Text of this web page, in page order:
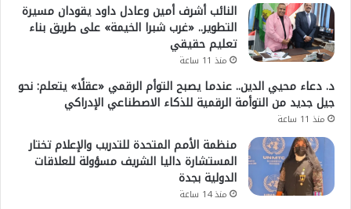
النائب أشرف أمين وعادل داود يقودان مسيرة
التطوير.. «غرب شبرا الخيمة» على طريق بناء
تعليم حقيقي
منذ 11 ساعة
د. دعاء محيي الدين.. عندما يصبح التوأم الرقمي «عقلًا» يتعلم: نحو
جيل جديد من التوأمة الرقمية للذكاء الاصطناعي الإدراكي
منذ 11 ساعة
منظمة الأمم المتحدة للتدريب والإعلام تختار
المستشارة داليا الشريف مسؤولة للعلاقات
الدولية بجدة
منذ 14 ساعة